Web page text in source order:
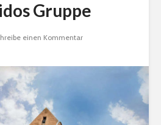
Gruppe
einen Kommentar